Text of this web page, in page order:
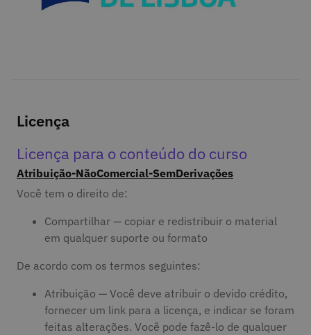
Licença
Licença para o conteúdo do curso
Atribuição-NãoComercial-SemDerivações
Você tem o direito de:
Compartilhar — copiar e redistribuir o material
em qualquer suporte ou formato
De acordo com os termos seguintes:
Atribuição — Você deve atribuir o devido crédito,
fornecer um link para a licença, e indicar se foram
feitas alterações. Você pode fazê-lo de qualquer